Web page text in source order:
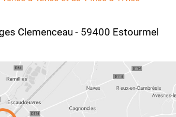
Clemenceau - 59400 Estourmel